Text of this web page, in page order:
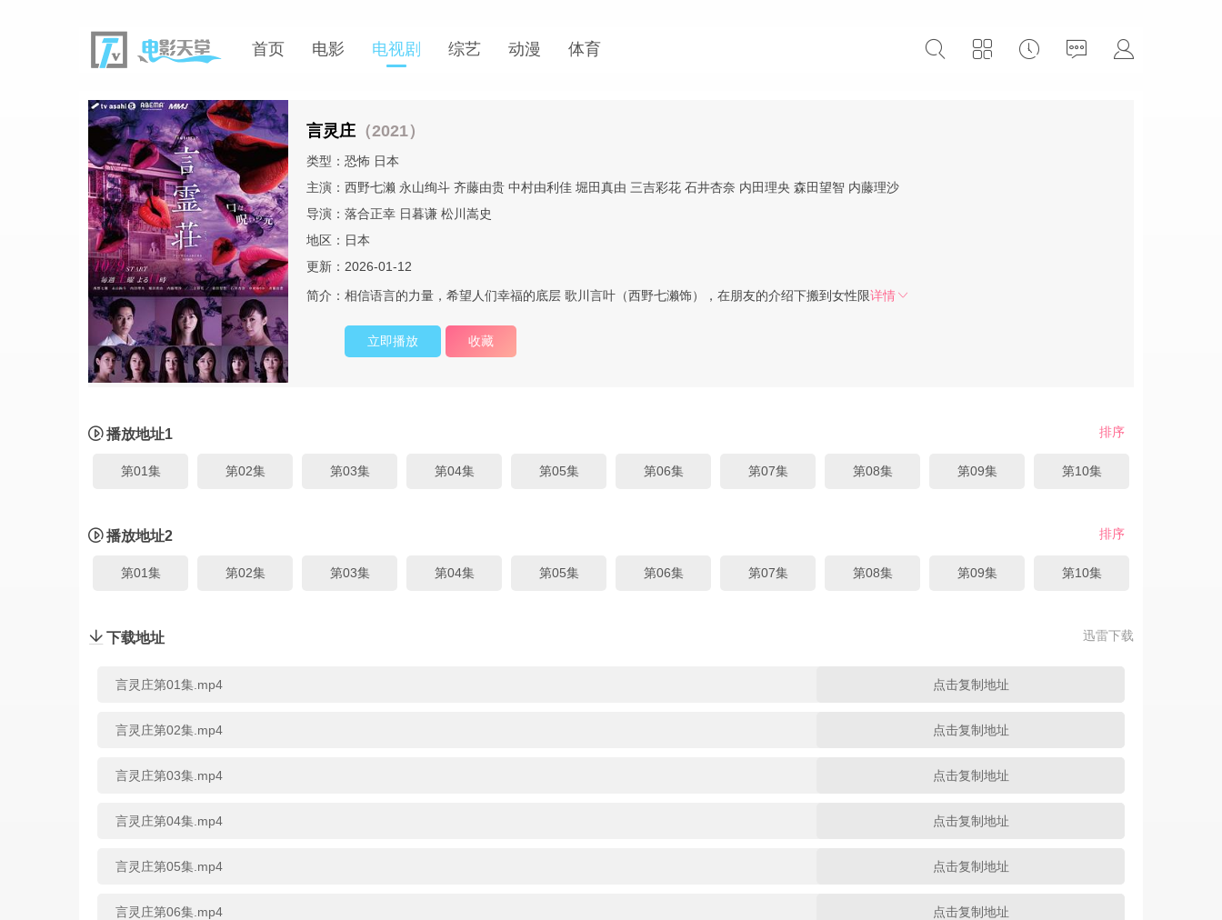
首页 电影 电视剧 综艺 动漫 体育
言灵庄 （2021）
类型： 恐怖 日本
主演： 西野七濑 永山绚斗 齐藤由贵 中村由利佳 堀田真由 三吉彩花 石井杏奈 内田理央 森田望智 内藤理沙
导演： 落合正幸 日暮谦 松川嵩史
地区： 日本
更新：2026-01-12
简介： 相信语言的力量，希望人们幸福的底层 歌川言叶（西野七濑饰），在朋友的介绍下搬到女性限详情
立即播放 收藏
排序
播放地址1
第01集 第02集 第03集 第04集 第05集 第06集 第07集 第08集 第09集 第10集
排序
播放地址2
第01集 第02集 第03集 第04集 第05集 第06集 第07集 第08集 第09集 第10集
迅雷下载
下载地址
言灵庄第01集.mp4 点击复制地址
言灵庄第02集.mp4 点击复制地址
言灵庄第03集.mp4 点击复制地址
言灵庄第04集.mp4 点击复制地址
言灵庄第05集.mp4 点击复制地址
言灵庄第06集.mp4 点击复制地址